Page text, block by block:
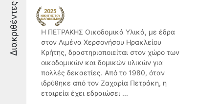
Διακριθέντες
Η ΠΕΤΡΑΚΗΣ Οικοδομικά Υλικά, με έδρα
στον Λιμένα Χερσονήσου Ηρακλείου
Κρήτης, δραστηριοποιείται στον χώρο των
οικοδομικών και δομικών υλικών για
πολλές δεκαετίες. Από το 1980, όταν
ιδρύθηκε από τον Ζαχαρία Πετράκη, η
εταιρεία έχει εδραιώσει ...